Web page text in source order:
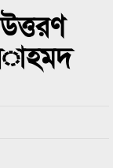
ফেডারেশানের